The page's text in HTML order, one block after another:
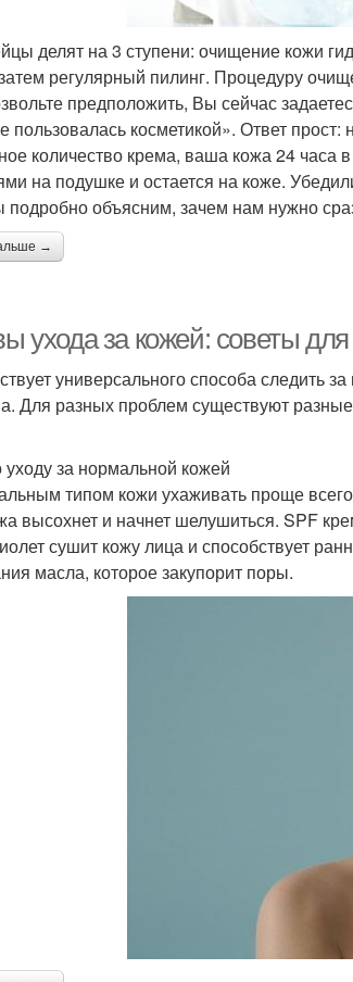
делят на 3 ступени: очищение кожи
регулярный пилинг. Процедуру
предположить, Вы сейчас
пользовалась косметикой». Ответ
количество крема, ваша кожа 24 часа
на подушке и остается на коже.
подробно объясним, зачем нам нужно
→
ухода за кожей: советы
универсального способа следить
Для разных проблем существуют
за нормальной кожей
типом кожи ухаживать проще
высохнет и начнет шелушиться. SPF
сушит кожу лица и способствует
масла, которое закупорит поры.